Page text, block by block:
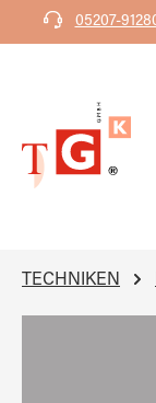
Zur
05207-
TECHNIKEN